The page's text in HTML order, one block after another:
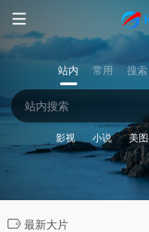
站内 常用 搜索
影视 小说 美图
最新大片